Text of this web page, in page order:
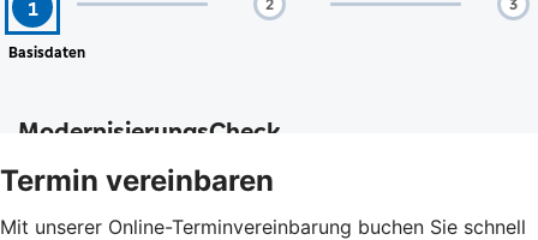
Termin vereinbaren
Mit unserer Online-Terminvereinbarung buchen Sie schnell